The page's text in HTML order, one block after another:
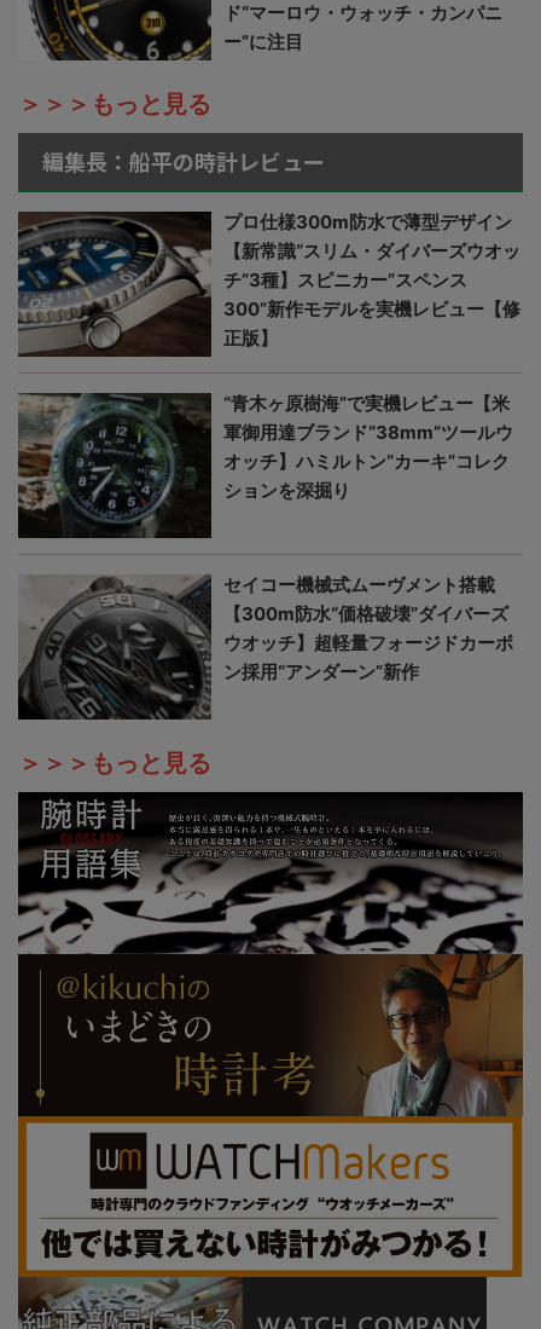
ド“マーロウ・ウォッチ・カンパニ
ー”に注目
＞＞＞もっと見る
編集長：船平の時計レビュー
プロ仕様300m防水で薄型デザイン
【新常識“スリム・ダイバーズウオッ
チ”3種】スピニカー“スペンス
300”新作モデルを実機レビュー【修
正版】
“青木ヶ原樹海”で実機レビュー【米
軍御用達ブランド“38mm”ツールウ
オッチ】ハミルトン“カーキ”コレク
ションを深掘り
セイコー機械式ムーヴメント搭載
【300m防水“価格破壊”ダイバーズ
ウオッチ】超軽量フォージドカーボ
ン採用“アンダーン”新作
＞＞＞もっと見る